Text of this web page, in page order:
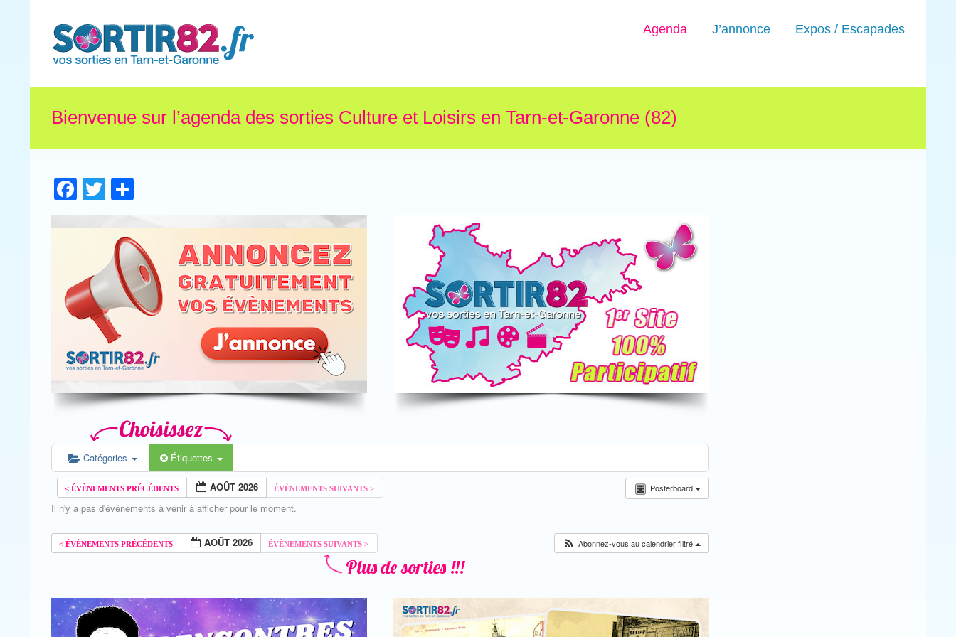
Agenda J’annonce Expos / Escapades
Bienvenue sur l’agenda des sorties Culture et Loisirs en Tarn-et-Garonne (82)
Facebook
Twitter
Catégories Étiquettes
Posterboard
AOÛT 2026
Il n'y a pas d'événements à venir à afficher pour le moment.
AOÛT 2026 Abonnez-vous au calendrier filtré